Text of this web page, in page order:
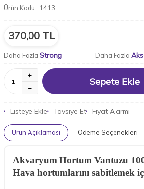
Ürün Kodu: 1413
370,00 TL
Daha Fazla Strong Daha Fazla
Sepete Ekle
Listeye Ekle Tavsiye Et Fiyat Alarmı
Ürün Açıklaması Ödeme Seçenekleri
Akvaryum Hortum Vantuzu
Hava hortumlarını sabitlemek